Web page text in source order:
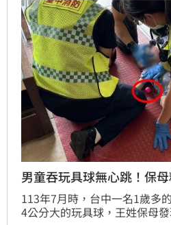
男童吞玩具球無心跳！保
113年7月時，台中一名1歲多
4公分大的玩具球，王姓保母